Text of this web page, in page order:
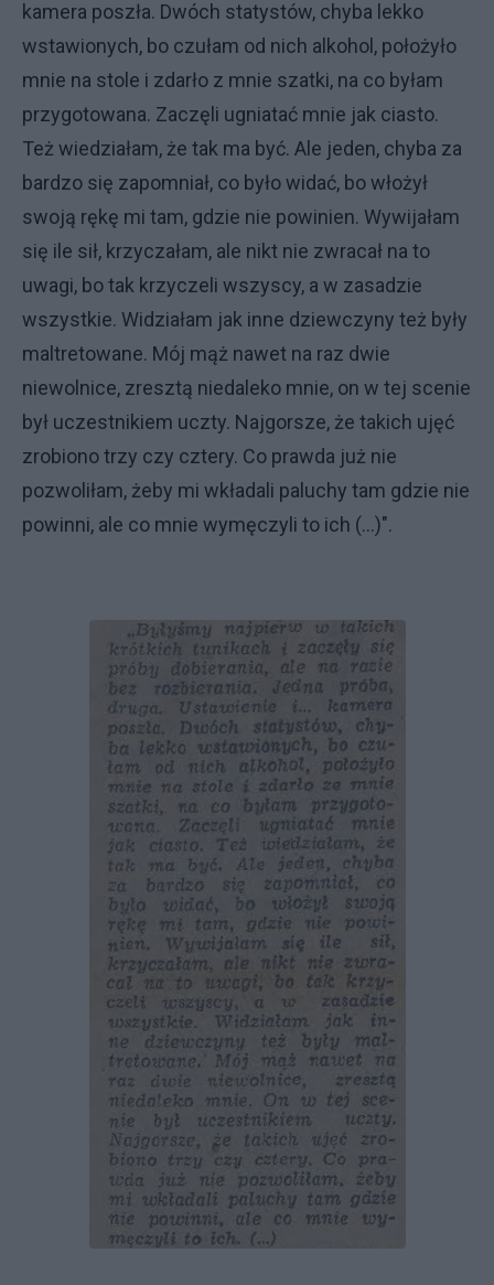
kamera poszła. Dwóch statystów, chyba lekko
wstawionych, bo czułam od nich alkohol, położyło
mnie na stole i zdarło z mnie szatki, na co byłam
przygotowana. Zaczęli ugniatać mnie jak ciasto.
Też wiedziałam, że tak ma być. Ale jeden, chyba za
bardzo się zapomniał, co było widać, bo włożył
swoją rękę mi tam, gdzie nie powinien. Wywijałam
się ile sił, krzyczałam, ale nikt nie zwracał na to
uwagi, bo tak krzyczeli wszyscy, a w zasadzie
wszystkie. Widziałam jak inne dziewczyny też były
maltretowane. Mój mąż nawet na raz dwie
niewolnice, zresztą niedaleko mnie, on w tej scenie
był uczestnikiem uczty. Najgorsze, że takich ujęć
zrobiono trzy czy cztery. Co prawda już nie
pozwoliłam, żeby mi wkładali paluchy tam gdzie nie
powinni, ale co mnie wymęczyli to ich (...)".